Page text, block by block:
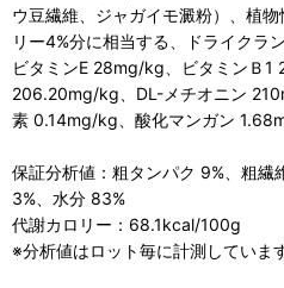
ウ豆繊維、ジャガイモ澱粉）、植
リー4%分に相当する、ドライクラ
ビタミンE 28mg/kg、ビタミンＢ1
206.20mg/kg、DL-メチオニン
素 0.14mg/kg、酸化マンガン
保証分析値：粗タンパク 9%、粗
3%、水分 83%
代謝カロリー：68.1kcal/100g
※分析値はロット毎に計測していま